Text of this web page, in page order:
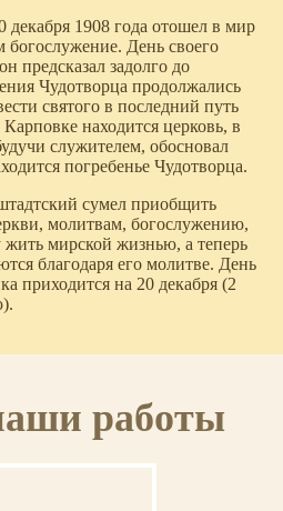
1908 года отошел в мир
богослужение. День своего
предсказал задолго до
Чудотворца продолжались
святого в последний путь
находится церковь, в
служителем, обосновал
погребенье Чудотворца.
сумел приобщить
молитвам, богослужению,
жить мирской жизнью, а теперь
благодаря его молитве. День
приходится на 20 декабря (2
работы